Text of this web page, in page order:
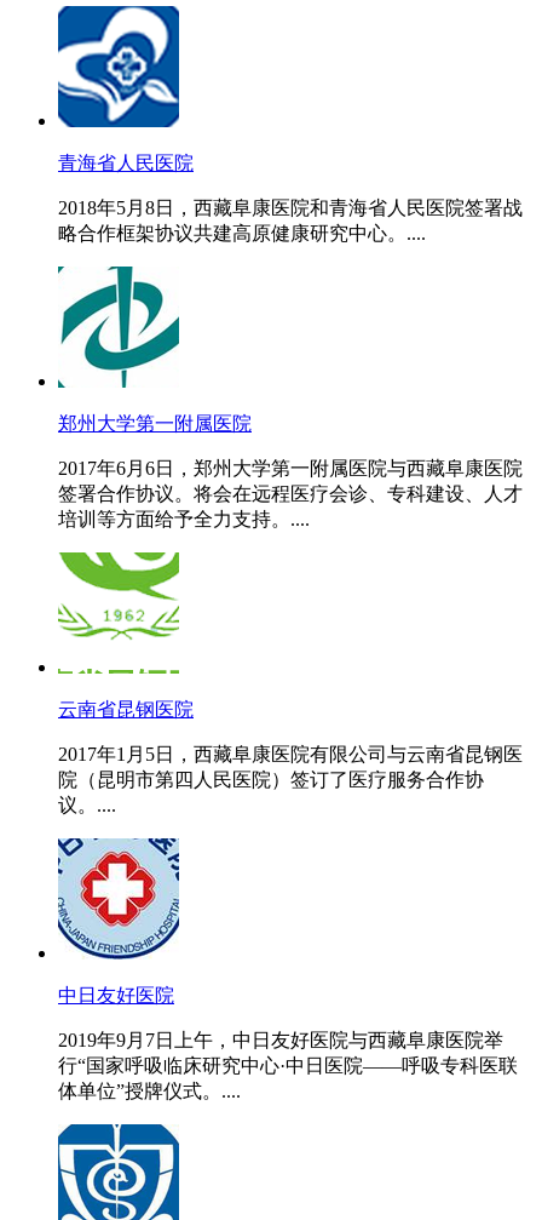
青海省人民医院
2018年5月8日，西藏阜康医院和青海省人民医院签署战
略合作框架协议共建高原健康研究中心。....
郑州大学第一附属医院
2017年6月6日，郑州大学第一附属医院与西藏阜康医院
签署合作协议。将会在远程医疗会诊、专科建设、人才
培训等方面给予全力支持。....
云南省昆钢医院
2017年1月5日，西藏阜康医院有限公司与云南省昆钢医
院（昆明市第四人民医院）签订了医疗服务合作协
议。....
中日友好医院
2019年9月7日上午，中日友好医院与西藏阜康医院举
行“国家呼吸临床研究中心·中日医院——呼吸专科医联
体单位”授牌仪式。....